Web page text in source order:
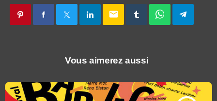
email
Vous aimerez aussi